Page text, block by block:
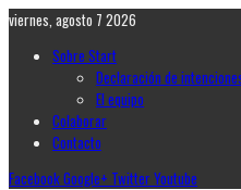
viernes, agosto 7 2026
Sobre Start
Declaración de
El equipo
Colaborar
Contacto
FacebookGoogle+ TwitterYoutube